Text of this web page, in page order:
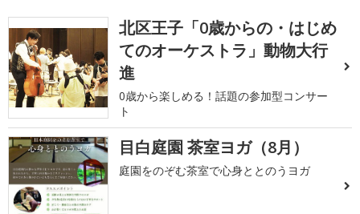
北区王子「0歳からの・はじめ
てのオーケストラ」動物大行
進
0歳から楽しめる！話題の参加型コンサー
ト
目白庭園 茶室ヨガ（8月）
庭園をのぞむ茶室で心身ととのうヨガ